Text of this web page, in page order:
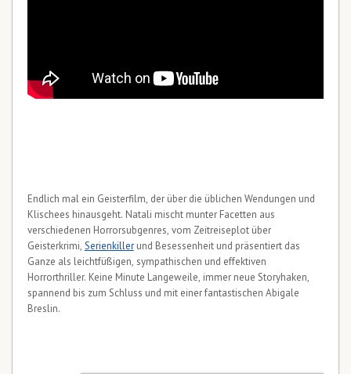
Endlich mal ein Geisterfilm, der über die üblichen Wendungen und
Klischees hinausgeht. Natali mischt munter Facetten aus
verschiedenen Horrorsubgenres, vom Zeitreiseplot über
Geisterkrimi, Serienkillerund Besessenheit und präsentiert das
Ganze als leichtfüßigen, sympathischen und effektiven
Horrorthriller. Keine Minute Langeweile, immer neue Storyhaken,
spannend bis zum Schluss und mit einer fantastischen Abigale
Breslin.